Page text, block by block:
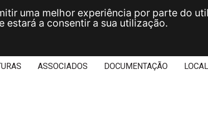
ASSOCIADOS DOCUMENTAÇÃO
uma melhor experiência por parte do
estará a consentir a sua utilização.